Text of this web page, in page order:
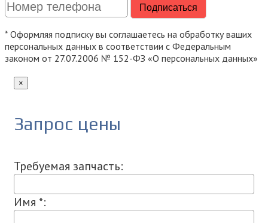
* Оформляя подписку вы соглашаетесь на обработку ваших
персональных данных в соответствии с Федеральным
законом от 27.07.2006 № 152-ФЗ «О персональных данных»
×
Запрос цены
Требуемая запчасть:
Имя *: